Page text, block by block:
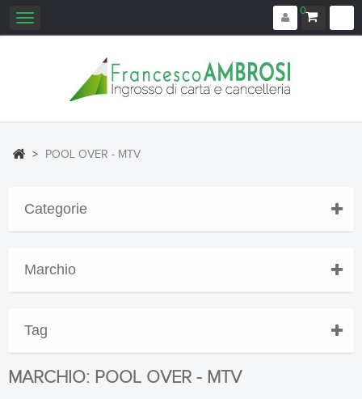
0
Navigazione
Toggle
> POOL OVER - MTV
Categorie
Marchio
Tag
MARCHIO: POOL OVER - MTV